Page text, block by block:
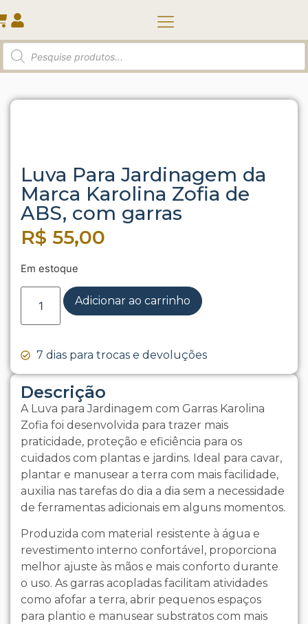
Início Kit para jardinagem/ Luva Para Jardinagem
da Marca Karolina Zofia de ABS, com garras
Descrição
A Luva para Jardinagem com Garras Karolina
Zofia foi desenvolvida para trazer mais
praticidade, proteção e eficiência para os
cuidados com plantas e jardins. Ideal para cavar,
plantar e manusear a terra com mais facilidade,
auxilia nas tarefas do dia a dia sem a necessidade
de ferramentas adicionais em alguns momentos.
Produzida com material resistente à água e
revestimento interno confortável, proporciona
melhor ajuste às mãos e mais conforto durante
o uso. As garras acopladas facilitam atividades
como afofar a terra, abrir pequenos espaços
para plantio e manusear substratos com mais
Luva Para Jardinagem da
Marca Karolina Zofia de
ABS, com garras
R$ 55,00
Em estoque
Adicionar ao carrinho
7 dias para trocas e devoluções